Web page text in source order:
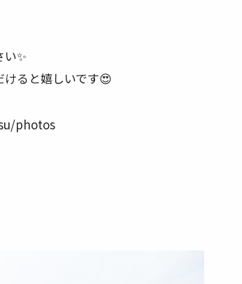
✨
ると嬉しいです😍
photos